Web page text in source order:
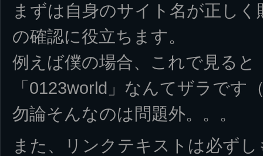
まずは自身のサイト名が正し
の確認に役立ちます。
例えば僕の場合、これで見ると
「0123world」なんてザラです
勿論そんなのは問題外。。。
また、リンクテキストは必ず